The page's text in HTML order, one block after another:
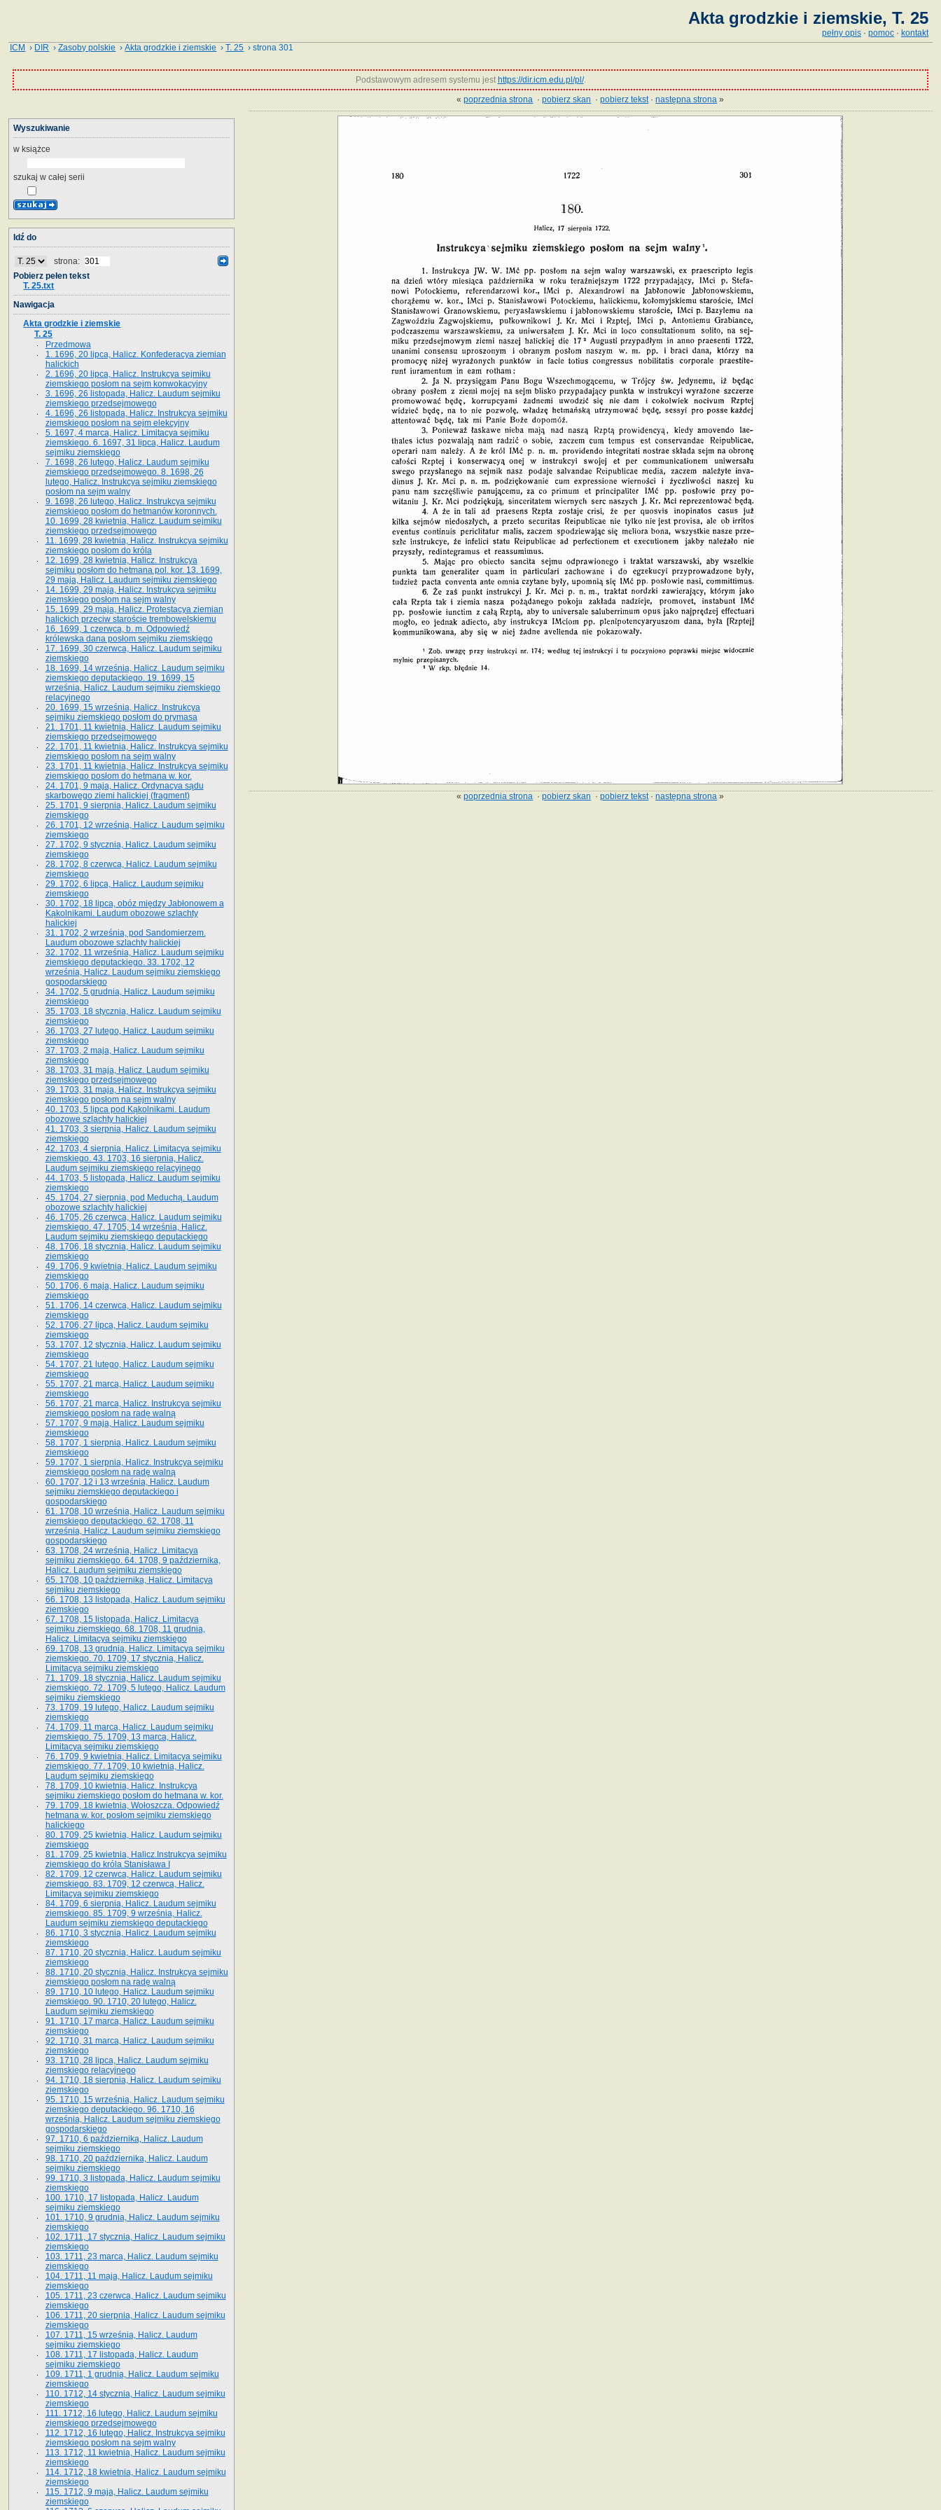
Akta grodzkie i ziemskie, T. 25
pełny opis · pomoc · kontakt
ICM › DIR ›Zasoby polskie ›Akta grodzkie i ziemskie ›T. 25 › strona 301
Podstawowym adresem systemu jest https://dir.icm.edu.pl/pl/.
«poprzednia strona ·pobierz skan ·pobierz tekst·następna strona »
«poprzednia strona ·pobierz skan ·pobierz tekst·następna strona »
Wyszukiwanie
w książce
szukaj w całej serii
Idź do
strona:
Pobierz pełen tekst
T. 25.txt
Nawigacja
Akta grodzkie i ziemskie
T. 25
Przedmowa
1. 1696, 20 lipca, Halicz. Konfederacya ziemian
halickich
2. 1696, 20 lipca, Halicz. Instrukcya sejmiku
ziemskiego posłom na sejm konwokacyjny
3. 1696, 26 listopada, Halicz. Laudum sejmiku
ziemskiego przedsejmowego
4. 1696, 26 listopada, Halicz. Instrukcya sejmiku
ziemskiego posłom na sejm elekcyjny
5. 1697, 4 marca, Halicz. Limitacya sejmiku
ziemskiego. 6. 1697, 31 lipca, Halicz. Laudum
sejmiku ziemskiego
7. 1698, 26 lutego, Halicz. Laudum sejmiku
ziemskiego przedsejmowego. 8. 1698, 26
lutego, Halicz. Instrukcya sejmiku ziemskiego
posłom na sejm walny
9. 1698, 26 lutego, Halicz. Instrukcya sejmiku
ziemskiego posłom do hetmanów koronnych.
10. 1699, 28 kwietnia, Halicz. Laudum sejmiku
ziemskiego przedsejmowego
11. 1699, 28 kwietnia, Halicz. Instrukcya sejmiku
ziemskiego posłom do króla
12. 1699, 28 kwietnia, Halicz. Instrukcya
sejmiku posłom do hetmana pol. kor. 13. 1699,
29 maja, Halicz. Laudum sejmiku ziemskiego
14. 1699, 29 maja, Halicz. Instrukcya sejmiku
ziemskiego posłom na sejm walny
15. 1699, 29 maja, Halicz. Protestacya ziemian
halickich przeciw staroście trembowelskiemu
16. 1699, 1 czerwca, b. m. Odpowiedź
królewska dana posłom sejmiku ziemskiego
17. 1699, 30 czerwca, Halicz. Laudum sejmiku
ziemskiego
18. 1699, 14 września, Halicz. Laudum sejmiku
ziemskiego deputackiego. 19. 1699, 15
września, Halicz. Laudum sejmiku ziemskiego
relacyjnego
20. 1699, 15 września, Halicz. Instrukcya
sejmiku ziemskiego posłom do prymasa
21. 1701, 11 kwietnia, Halicz. Laudum sejmiku
ziemskiego przedsejmowego
22. 1701, 11 kwietnia, Halicz. Instrukcya sejmiku
ziemskiego posłom na sejm walny
23. 1701, 11 kwietnia, Halicz. Instrukcya sejmiku
ziemskiego posłom do hetmana w. kor.
24. 1701, 9 maja, Halicz. Ordynacya sądu
skarbowego ziemi halickiej (fragment)
25. 1701, 9 sierpnia, Halicz. Laudum sejmiku
ziemskiego
26. 1701, 12 września, Halicz. Laudum sejmiku
ziemskiego
27. 1702, 9 stycznia, Halicz. Laudum sejmiku
ziemskiego
28. 1702, 8 czerwca, Halicz. Laudum sejmiku
ziemskiego
29. 1702, 6 lipca, Halicz. Laudum sejmiku
ziemskiego
30. 1702, 18 lipca, obóz między Jabłonowem a
Kąkolnikami. Laudum obozowe szlachty
halickiej
31. 1702, 2 września, pod Sandomierzem.
Laudum obozowe szlachty halickiej
32. 1702, 11 września, Halicz. Laudum sejmiku
ziemskiego deputackiego. 33. 1702, 12
września, Halicz. Laudum sejmiku ziemskiego
gospodarskiego
34. 1702, 5 grudnia, Halicz. Laudum sejmiku
ziemskiego
35. 1703, 18 stycznia, Halicz. Laudum sejmiku
ziemskiego
36. 1703, 27 lutego, Halicz. Laudum sejmiku
ziemskiego
37. 1703, 2 maja, Halicz. Laudum sejmiku
ziemskiego
38. 1703, 31 maja, Halicz. Laudum sejmiku
ziemskiego przedsejmowego
39. 1703, 31 maja, Halicz. Instrukcya sejmiku
ziemskiego posłom na sejm walny
40. 1703, 5 lipca pod Kąkolnikami. Laudum
obozowe szlachty halickiej
41­. 1703, 3 sierpnia, Halicz. Laudum sejmiku
ziemskiego
42. 1703, 4 sierpnia, Halicz. Limitacya sejmiku
ziemskiego. 43. 1703, 16 sierpnia, Halicz.
Laudum sejmiku ziemskiego relacyjnego
44. 1703, 5 listopada, Halicz. Laudum sejmiku
ziemskiego
45. 1704, 27 sierpnia, pod Meduchą. Laudum
obozowe szlachty halickiej
46. 1705, 26 czerwca, Halicz. Laudum sejmiku
ziemskiego. 47. 1705, 14 września, Halicz.
Laudum sejmiku ziemskiego deputackiego
48. 1706, 18 stycznia, Halicz. Laudum sejmiku
ziemskiego
49. 1706, 9 kwietnia, Halicz. Laudum sejmiku
ziemskiego
50. 1706, 6 maja, Halicz. Laudum sejmiku
ziemskiego
51. 1706, 14 czerwca, Halicz. Laudum sejmiku
ziemskiego
52. 1706, 27 lipca, Halicz. Laudum sejmiku
ziemskiego
53. 1707, 12 stycznia, Halicz. Laudum sejmiku
ziemskiego
54. 1707, 21 lutego, Halicz. Laudum sejmiku
ziemskiego
55. 1707, 21 marca, Halicz. Laudum sejmiku
ziemskiego
56. 1707, 21 marca, Halicz. Instrukcya sejmiku
ziemskiego posłom na radę walną
57. 1707, 9 maja, Halicz. Laudum sejmiku
ziemskiego
58. 1707, 1 sierpnia, Halicz. Laudum sejmiku
ziemskiego
59. 1707, 1 sierpnia, Halicz. Instrukcya sejmiku
ziemskiego posłom na radę walną
60. 1707, 12 i 13 września, Halicz. Laudum
sejmiku ziemskiego deputackiego i
gospodarskiego
61. 1708, 10 września, Halicz. Laudum sejmiku
ziemskiego deputackiego. 62. 1708, 11
września, Halicz. Laudum sejmiku ziemskiego
gospodarskiego
63. 1708, 24 września, Halicz. Limitacya
sejmiku ziemskiego. 64. 1708, 9 października,
Halicz. Laudum sejmiku ziemskiego
65­. 1708, 10 października, Halicz. Limitacya
sejmiku ziemskiego
66. 1708, 13 listopada, Halicz. Laudum sejmiku
ziemskiego
67. 1708, 15 listopada, Halicz. Limitacya
sejmiku ziemskiego. 68. 1708, 11 grudnia,
Halicz. Limitacya sejmiku ziemskiego
69. 1708, 13 grudnia, Halicz. Limitacya sejmiku
ziemskiego. 70. 1709, 17 stycznia, Halicz.
Limitacya sejmiku ziemskiego
71. 1709, 18 stycznia, Halicz. Laudum sejmiku
ziemskiego. 72. 1709, 5 lutego, Halicz. Laudum
sejmiku ziemskiego
73. 1709, 19 lutego, Halicz. Laudum sejmiku
ziemskiego
74. 1709, 11 marca, Halicz. Laudum sejmiku
ziemskiego. 75. 1709, 13 marca, Halicz.
Limitacya sejmiku ziemskiego
76. 1709, 9 kwietnia, Halicz. Limitacya sejmiku
ziemskiego. 77. 1709, 10 kwietnia, Halicz.
Laudum sejmiku ziemskiego
78. 1709, 10 kwietnia, Halicz. Instrukcya
sejmiku ziemskiego posłom do hetmana w. kor.
79. 1709, 18 kwietnia, Wołoszcza. Odpowiedź
hetmana w. kor. posłom sejmiku ziemskiego
halickiego
80. 1709, 25 kwietnia, Halicz. Laudum sejmiku
ziemskiego
81. 1709, 25 kwietnia, Halicz.Instrukcya sejmiku
ziemskiego do króla Stanisława I
82. 1709, 12 czerwca, Halicz. Laudum sejmiku
ziemskiego. 83. 1709, 12 czerwca, Halicz.
Limitacya sejmiku ziemskiego
84. 1709, 6 sierpnia, Halicz. Laudum sejmiku
ziemskiego. 85. 1709, 9 września, Halicz.
Laudum sejmiku ziemskiego deputackiego
86. 1710, 3 stycznia, Halicz. Laudum sejmiku
ziemskiego
87. 1710, 20 stycznia, Halicz. Laudum sejmiku
ziemskiego
88. 1710, 20 stycznia, Halicz. Instrukcya sejmiku
ziemskiego posłom na radę walną
89. 1710, 10 lutego, Halicz. Laudum sejmiku
ziemskiego. 90. 1710, 20 lutego, Halicz.
Laudum sejmiku ziemskiego
91. 1710, 17 marca, Halicz. Laudum sejmiku
ziemskiego
92. 1710, 31 marca, Halicz. Laudum sejmiku
ziemskiego
93. 1710, 28 lipca, Halicz. Laudum sejmiku
ziemskiego relacyjnego
94. 1710, 18 sierpnia, Halicz. Laudum sejmiku
ziemskiego
95. 1710, 15 września, Halicz. Laudum sejmiku
ziemskiego deputackiego. 96. 1710, 16
września, Halicz. Laudum sejmiku ziemskiego
gospodarskiego
97. 1710, 6 października, Halicz. Laudum
sejmiku ziemskiego
98. 1710, 20 października, Halicz. Laudum
sejmiku ziemskiego
99. 1710, 3 listopada, Halicz. Laudum sejmiku
ziemskiego
100. 1710, 17 listopada, Halicz. Laudum
sejmiku ziemskiego
101. 1710, 9 grudnia, Halicz. Laudum sejmiku
ziemskiego
102. 1711, 17 stycznia, Halicz. Laudum sejmiku
ziemskiego
103. 1711, 23 marca, Halicz. Laudum sejmiku
ziemskiego
104. 1711, 11 maja, Halicz. Laudum sejmiku
ziemskiego
105. 1711, 23 czerwca, Halicz. Laudum sejmiku
ziemskiego
106. 1711, 20 sierpnia, Halicz. Laudum sejmiku
ziemskiego
107. 1711, 15 września, Halicz. Laudum
sejmiku ziemskiego
108. 1711, 17 listopada, Halicz. Laudum
sejmiku ziemskiego
109. 1711, 1 grudnia, Halicz. Laudum sejmiku
ziemskiego
110. 1712, 14 stycznia, Halicz. Laudum sejmiku
ziemskiego
111. 1712, 16 lutego, Halicz. Laudum sejmiku
ziemskiego przedsejmowego
112. 1712, 16 lutego, Halicz. Instrukcya sejmiku
ziemskiego posłom na sejm walny
113. 1712, 11 kwietnia, Halicz. Laudum sejmiku
ziemskiego
114. 1712, 18 kwietnia, Halicz. Laudum sejmiku
ziemskiego
115. 1712, 9 maja, Halicz. Laudum sejmiku
ziemskiego